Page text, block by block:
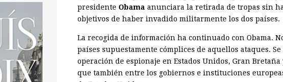
presidente Obama anunciara la retirada de tropas sin
objetivos de haber invadido militarmente los dos países.
La recogida de información ha continuado con Obama.
países supuestamente cómplices de aquellos ataques.
operación de espionaje en Estados Unidos, Gran
que también entre los gobiernos e instituciones